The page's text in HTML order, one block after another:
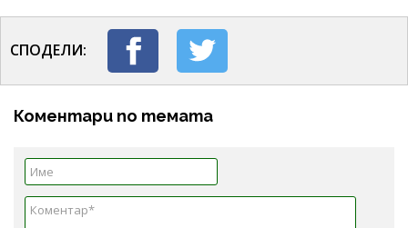
СПОДЕЛИ:
Коментари по темата